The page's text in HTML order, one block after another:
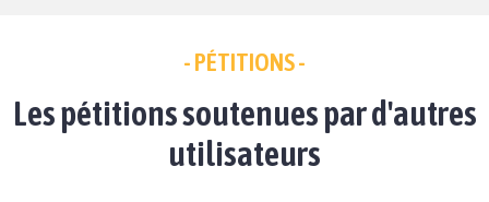
- PÉTITIONS -
Les pétitions soutenues par d'autres
utilisateurs